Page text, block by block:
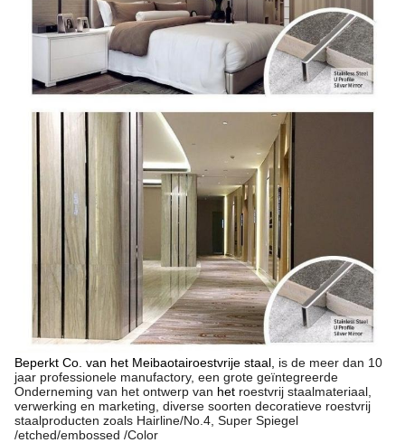
Beperkt Co. van het Meibaotairoestvrije staal, is de meer dan 10
jaar professionele manufactory, een grote geïntegreerde
Onderneming van het ontwerp van het roestvrij staalmateriaal,
verwerking en marketing, diverse soorten decoratieve roestvrij
staalproducten zoals Hairline/No.4, Super Spiegel
/etched/embossed /Color